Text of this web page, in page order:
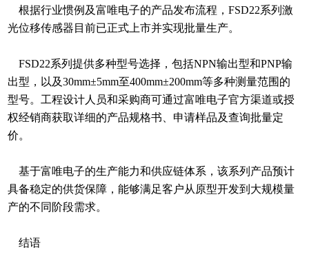
根据行业惯例及富唯电子的产品发布流程，FSD22系列激
光位移传感器目前已正式上市并实现批量生产。
FSD22系列提供多种型号选择，包括NPN输出型和PNP输
出型，以及30mm±5mm至400mm±200mm等多种测量范围的
型号。工程设计人员和采购商可通过富唯电子官方渠道或授
权经销商获取详细的产品规格书、申请样品及查询批量定
价。
基于富唯电子的生产能力和供应链体系，该系列产品预计
具备稳定的供货保障，能够满足客户从原型开发到大规模量
产的不同阶段需求。
结语